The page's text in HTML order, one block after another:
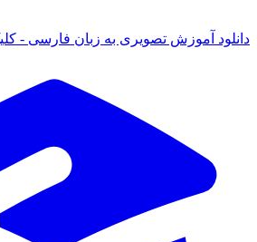
آموزش تصویری به زبان فارسی - کلیک کنید